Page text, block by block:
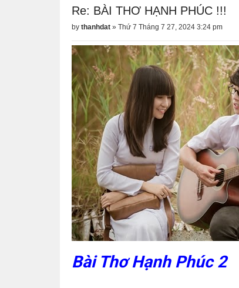
Re: BÀI THƠ HẠNH PHÚC !!!
by thanhdat » Thứ 7 Tháng 7 27, 2024 3:24 pm
Bài Thơ Hạnh Phúc 2